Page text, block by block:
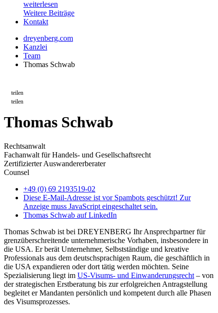
weiterlesen
Weitere Beiträge
Kontakt
dreyenberg.com
Kanzlei
Team
Thomas Schwab
Thomas Schwab
Rechtsanwalt
Fachanwalt für Handels- und Gesellschaftsrecht
Zertifizierter Auswandererberater
Counsel
+49 (0) 69 2193519-02
Diese E-Mail-Adresse ist vor Spambots geschützt! Zur
Anzeige muss JavaScript eingeschaltet sein.
Thomas Schwab auf LinkedIn
Thomas Schwab ist bei DREYENBERG Ihr Ansprechpartner für
grenzüberschreitende unternehmerische Vorhaben, insbesondere in
die USA. Er berät Unternehmer, Selbstständige und kreative
Professionals aus dem deutschsprachigen Raum, die geschäftlich in
die USA expandieren oder dort tätig werden möchten. Seine
Spezialisierung liegt im US-Visums- und Einwanderungsrecht – von
der strategischen Erstberatung bis zur erfolgreichen Antragstellung
begleitet er Mandanten persönlich und kompetent durch alle Phasen
des Visumsprozesses.